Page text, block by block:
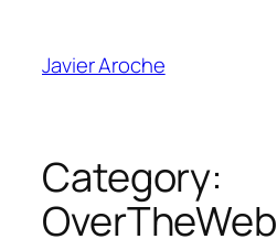
content
Javier Aroche
Category:
OverTheWeb